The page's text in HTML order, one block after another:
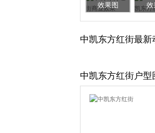
效果图 效
中凯东方红街最新
中凯东方红街户型